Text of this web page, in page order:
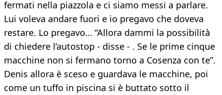
fermati nella piazzola e ci siamo messi a parlare.
Lui voleva andare fuori e io pregavo che doveva
restare. Lo pregavo… “Allora dammi la possibilità
di chiedere l’autostop - disse - . Se le prime cinque
macchine non si fermano torno a Cosenza con te”.
Denis allora è sceso e guardava le macchine, poi
come un tuffo in piscina si è buttato sotto il